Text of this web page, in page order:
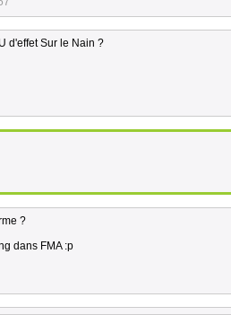
d'effet Sur le Nain ?
?
dans FMA :p